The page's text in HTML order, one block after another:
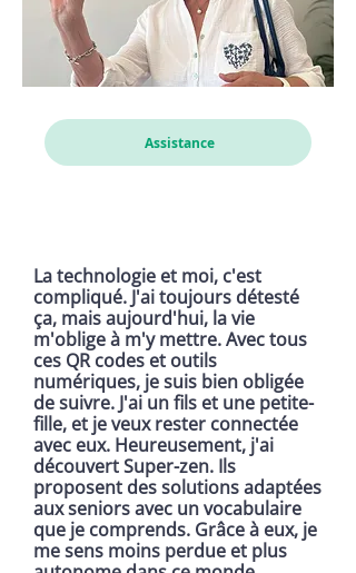
Assistance
La technologie et moi, c'est
compliqué. J'ai toujours détesté
ça, mais aujourd'hui, la vie
m'oblige à m'y mettre. Avec tous
ces QR codes et outils
numériques, je suis bien obligée
de suivre. J'ai un fils et une petite-
fille, et je veux rester connectée
avec eux. Heureusement, j'ai
découvert Super-zen. Ils
proposent des solutions adaptées
aux seniors avec un vocabulaire
que je comprends. Grâce à eux, je
me sens moins perdue et plus